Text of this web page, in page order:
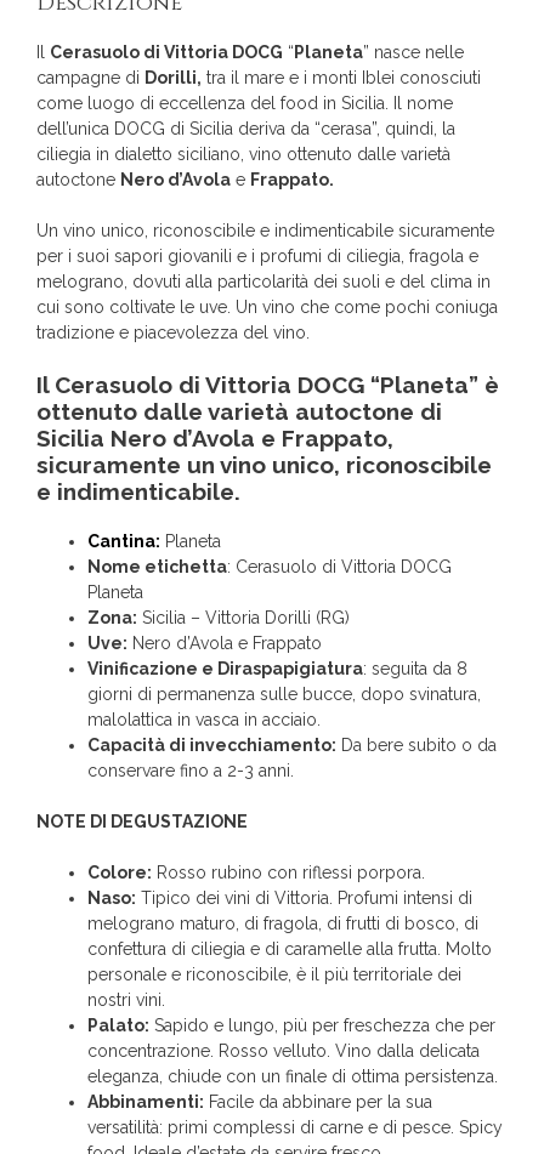
Cerasuolo di Vittoria DOCG “ Planeta” nasce nelle
campagne di Dorilli, tra il mare e i monti Iblei conosciuti
come luogo di eccellenza del food in Sicilia. Il nome
dell’unica DOCG di Sicilia deriva da “cerasa”, quindi, la
ciliegia in dialetto siciliano, vino ottenuto dalle varietà
autoctone Nero d’Avola e Frappato.
Un vino unico, riconoscibile e indimenticabile sicuramente
per i suoi sapori giovanili e i profumi di ciliegia, fragola e
melograno, dovuti alla particolarità dei suoli e del clima in
cui sono coltivate le uve. Un vino che come pochi coniuga
tradizione e piacevolezza del vino.
Il Cerasuolo di Vittoria DOCG “Planeta” è
ottenuto dalle varietà autoctone di
Sicilia Nero d’Avola e Frappato,
sicuramente un vino unico, riconoscibile
e indimenticabile.
Cantina: Planeta
Nome etichetta: Cerasuolo di Vittoria DOCG
Planeta
Zona: Sicilia – Vittoria Dorilli (RG)
Uve: Nero d’Avola e Frappato
Vinificazione e Diraspapigiatura: seguita da 8
giorni di permanenza sulle bucce, dopo svinatura,
malolattica in vasca in acciaio.
Capacità di invecchiamento: Da bere subito o da
conservare fino a 2-3 anni.
NOTE DI DEGUSTAZIONE
Colore: Rosso rubino con riflessi porpora.
Naso: Tipico dei vini di Vittoria. Profumi intensi di
melograno maturo, di fragola, di frutti di bosco, di
confettura di ciliegia e di caramelle alla frutta. Molto
personale e riconoscibile, è il più territoriale dei
nostri vini.
Palato: Sapido e lungo, più per freschezza che per
concentrazione. Rosso velluto. Vino dalla delicata
eleganza, chiude con un finale di ottima persistenza.
Abbinamenti: Facile da abbinare per la sua
versatilità: primi complessi di carne e di pesce. Spicy